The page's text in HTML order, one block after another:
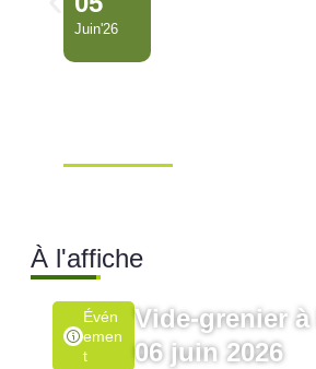
Juin'26
À l'affiche
Évén
Emen
T
Vide-grenier
06 juin 2026